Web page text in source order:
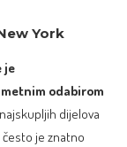
York
je
odabirom
dijelova
je znatno